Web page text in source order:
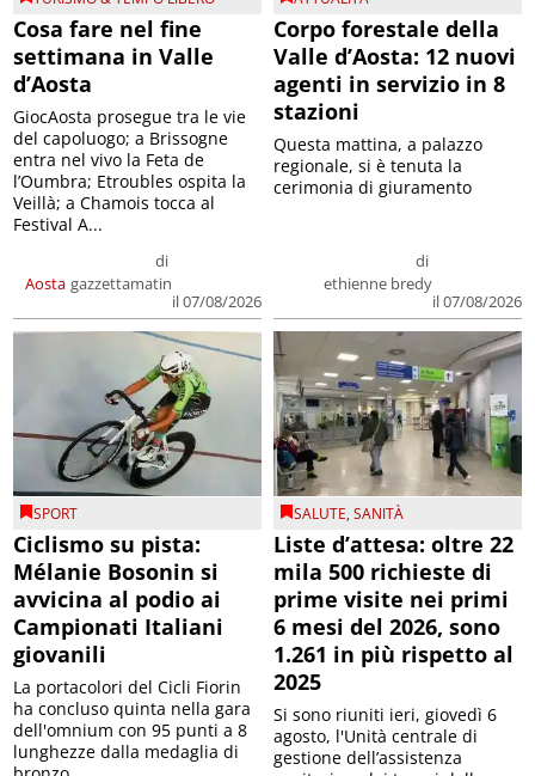
Cosa fare nel fine
settimana in Valle
d’Aosta
Aosta
di
gazzettamatin
il 07/08/2026
GiocAosta prosegue tra le vie
del capoluogo; a Brissogne
entra nel vivo la Feta de
l’Oumbra; Etroubles ospita la
Veillà; a Chamois tocca al
Festival A...
Corpo forestale della
Valle d’Aosta: 12 nuovi
agenti in servizio in 8
stazioni
di
ethienne bredy
il 07/08/2026
Questa mattina, a palazzo
regionale, si è tenuta la
cerimonia di giuramento
SPORT
Ciclismo su pista:
Mélanie Bosonin si
avvicina al podio ai
Campionati Italiani
giovanili
La portacolori del Cicli Fiorin
ha concluso quinta nella gara
dell'omnium con 95 punti a 8
lunghezze dalla medaglia di
SALUTE,SANITÀ
Liste d’attesa: oltre 22
mila 500 richieste di
prime visite nei primi
6 mesi del 2026, sono
1.261 in più rispetto al
2025
Si sono riuniti ieri, giovedì 6
agosto, l'Unità centrale di
gestione dell’assistenza